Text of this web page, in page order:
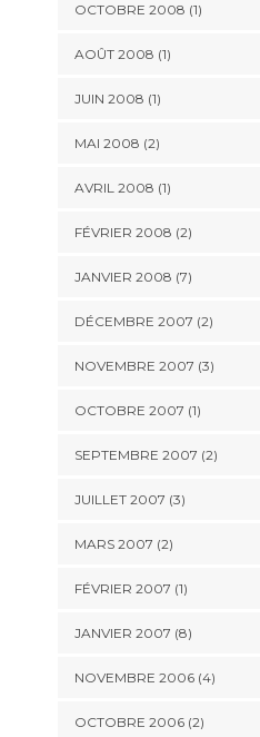
OCTOBRE 2008 (1)
AOÛT 2008 (1)
JUIN 2008 (1)
MAI 2008 (2)
AVRIL 2008 (1)
FÉVRIER 2008 (2)
JANVIER 2008 (7)
DÉCEMBRE 2007 (2)
NOVEMBRE 2007 (3)
OCTOBRE 2007 (1)
SEPTEMBRE 2007 (2)
JUILLET 2007 (3)
MARS 2007 (2)
FÉVRIER 2007 (1)
JANVIER 2007 (8)
NOVEMBRE 2006 (4)
OCTOBRE 2006 (2)